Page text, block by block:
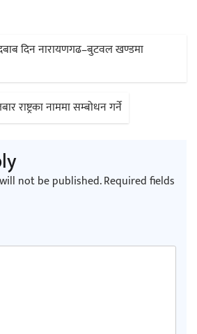
दिन नारायणगढ–बुटवल खण्डमा
राष्ट्रका नाममा सम्बोधन गर्ने
not be published.Required fields